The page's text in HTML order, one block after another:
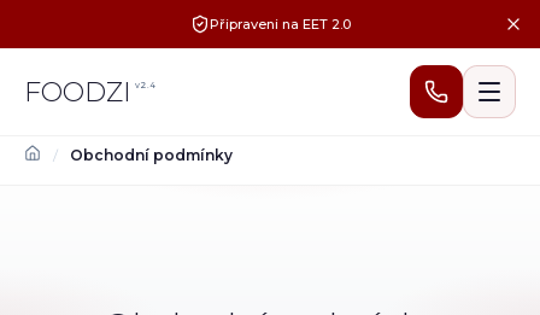
Připraveni na EET 2.0
FOODZI v2.4
/ Obchodní podmínky